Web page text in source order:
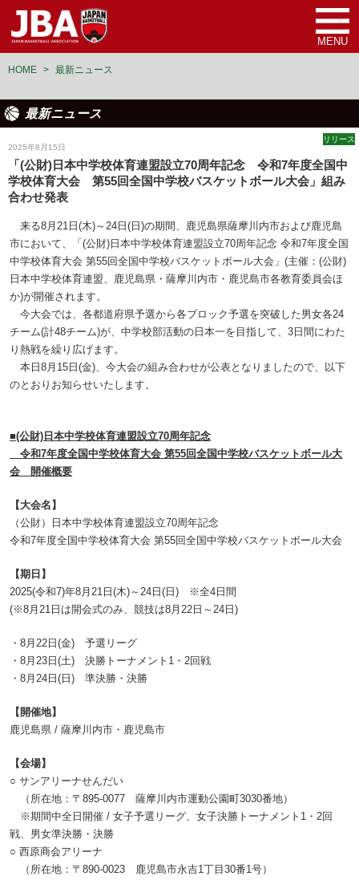
MENU
HOME > 最新ニュース
最新ニュース
2025年8月15日
リリース
「(公財)日本中学校体育連盟設立70周年記念 令和7年度全国中
学校体育大会 第55回全国中学校バスケットボール大会」組み
合わせ発表
来る8月21日(木)～24日(日)の期間、鹿児島県薩摩川内市および鹿児島
市において、「(公財)日本中学校体育連盟設立70周年記念 令和7年度全国
中学校体育大会 第55回全国中学校バスケットボール大会」(主催：(公財)
日本中学校体育連盟、鹿児島県・薩摩川内市・鹿児島市各教育委員会ほ
か)が開催されます。
今大会では、各都道府県予選から各ブロック予選を突破した男女各24
チーム(計48チーム)が、中学校部活動の日本一を目指して、3日間にわた
り熱戦を繰り広げます。
本日8月15日(金)、今大会の組み合わせが公表となりましたので、以下
のとおりお知らせいたします。
■(公財)日本中学校体育連盟設立70周年記念
令和7年度全国中学校体育大会 第55回全国中学校バスケットボール大
会 開催概要
【大会名】
（公財）日本中学校体育連盟設立70周年記念
令和7年度全国中学校体育大会 第55回全国中学校バスケットボール大会
【期日】
2025(令和7)年8月21日(木)～24日(日) ※全4日間
(※8月21日は開会式のみ、競技は8月22日～24日)
・8月22日(金) 予選リーグ
・8月23日(土) 決勝トーナメント1・2回戦
・8月24日(日) 準決勝・決勝
【開催地】
鹿児島県 / 薩摩川内市・鹿児島市
【会場】
○ サンアリーナせんだい
（所在地：〒895-0077 薩摩川内市運動公園町3030番地）
※期間中全日開催 / 女子予選リーグ、女子決勝トーナメント1・2回
戦、男女準決勝・決勝
○ 西原商会アリーナ
（所在地：〒890-0023 鹿児島市永吉1丁目30番1号）